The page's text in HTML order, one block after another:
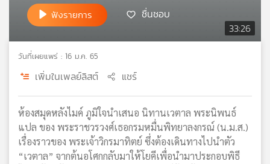
ข่าย
วิทยุ
เอส
แผนที่
33:26
ฟังรายการ ชื่นชอบ
วันที่เผยแพร่ : 16 ม.ค. 65
เพิ่มในเพลย์ลิสต์ แชร์
ห้องสมุดหลังไมค์ ภูมิใจนำเสนอ นิทานเวตาล พระนิพนธ์
แปล ของ พระราชวรวงศ์เธอกรมหมื่นพิทยาลงกรณ์ (น.ม.ส.)
เรื่องราวของ พระเจ้าวิกรมาทิตย์ ซึ่งต้องเดินทางไปนำตัว
“เวตาล” จากต้นอโศกกลับมาให้โยคีเพื่อนำมาประกอบพิธี